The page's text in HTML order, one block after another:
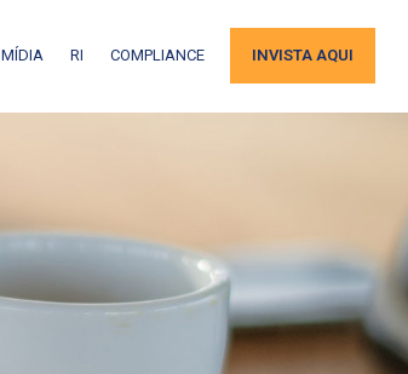
MÍDIA RI COMPLIANCE INVISTA AQUI